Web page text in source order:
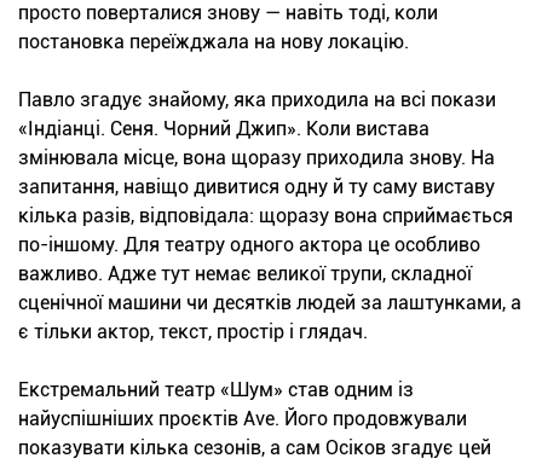
просто поверталися знову — навіть тоді, коли
постановка переїжджала на нову локацію.
Павло згадує знайому, яка приходила на всі покази
«Індіанці. Сеня. Чорний Джип». Коли вистава
змінювала місце, вона щоразу приходила знову. На
запитання, навіщо дивитися одну й ту саму виставу
кілька разів, відповідала: щоразу вона сприймається
по-іншому. Для театру одного актора це особливо
важливо. Адже тут немає великої трупи, складної
сценічної машини чи десятків людей за лаштунками, а
є тільки актор, текст, простір і глядач.
Екстремальний театр «Шум» став одним із
найуспішніших проєктів Ave. Його продовжували
показувати кілька сезонів, а сам Осіков згадує цей